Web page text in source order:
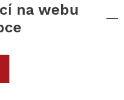
na webu